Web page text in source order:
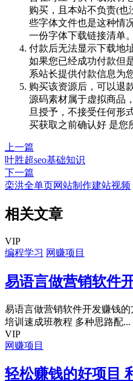
购买，且本站不负责(也
些字体文件也是这种情
一份字体下载链接清单。
付款后无法显示下载地
如果您已经成功付款但
系站长提供付款信息为
购买该资源后，可以退
源码素材属于虚拟商品
旦授予，不接受任何形
买获取之前确认好 是您
上一篇
叶胜超seo基础知识
下一篇
栾洪全单页网站制作建站视频
相关文章
VIP
编程学习 网赚项目
易语言做营销软件
易语言做营销软件开发赚钱
培训速成班教程 多种思路配...
VIP
网赚项目
轻松赚钱的好项目